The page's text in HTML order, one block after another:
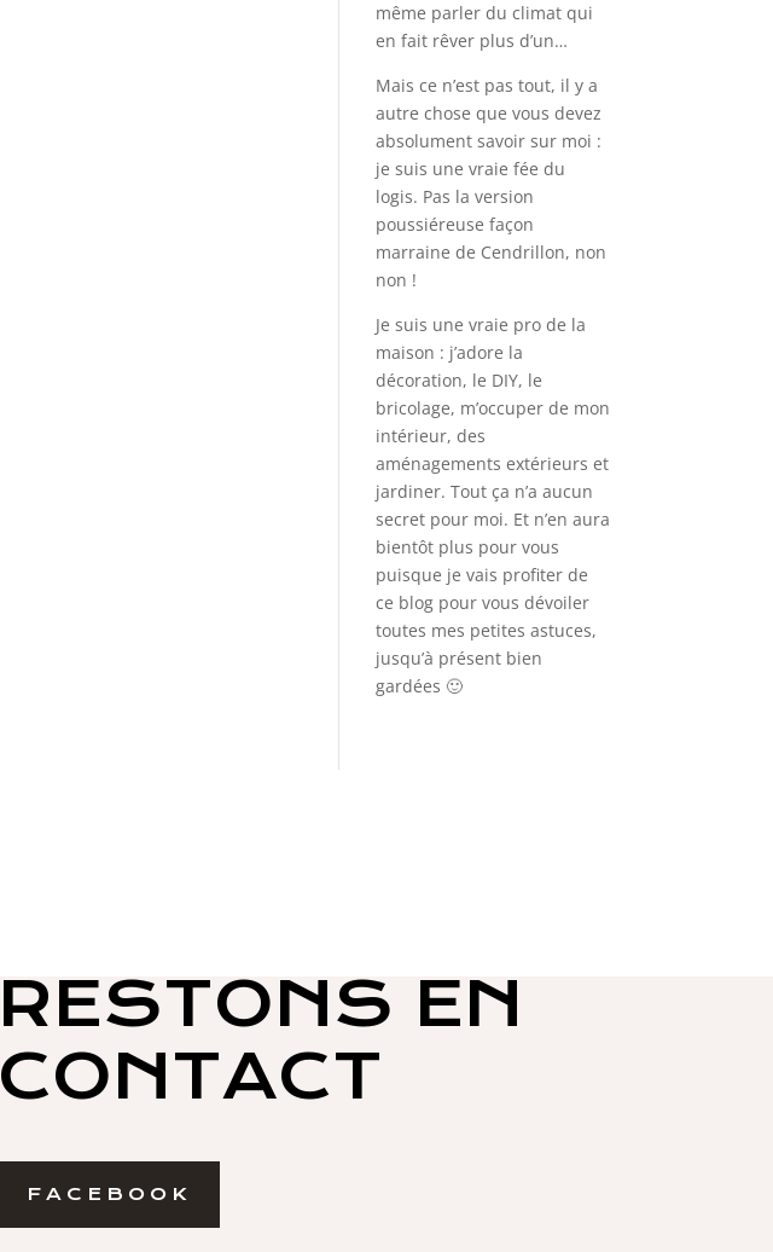
même parler du climat qui
en fait rêver plus d’un…
Mais ce n’est pas tout, il y a
autre chose que vous devez
absolument savoir sur moi :
je suis une vraie fée du
logis. Pas la version
poussiéreuse façon
marraine de Cendrillon, non
non !
Je suis une vraie pro de la
maison : j’adore la
décoration, le DIY, le
bricolage, m’occuper de mon
intérieur, des
aménagements extérieurs et
jardiner. Tout ça n’a aucun
secret pour moi. Et n’en aura
bientôt plus pour vous
puisque je vais profiter de
ce blog pour vous dévoiler
toutes mes petites astuces,
jusqu’à présent bien
gardées 🙂
RESTONS EN
CONTACT
FACEBOOK